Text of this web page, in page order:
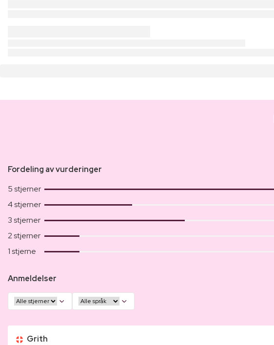
Fordeling av vurderinger
5 stjerner
4 stjerner
3 stjerner
2 stjerner
1 stjerne
Anmeldelser
Grith